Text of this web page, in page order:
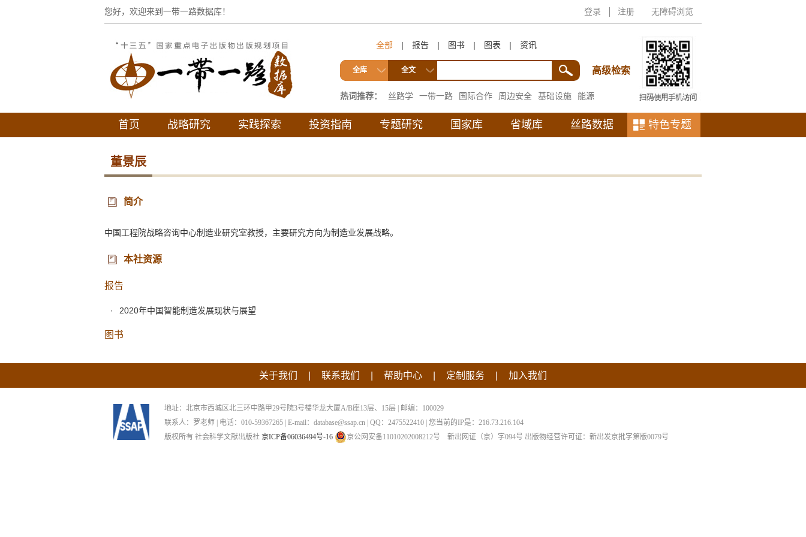
登录 注册 无障碍浏览
您好，欢迎来到一带一路数据库！
全部 | 报告 | 图书 | 图表 | 资讯
全库 全文 高级检索
热词推荐： 丝路学 一带一路 国际合作 周边安全 基础设施
能源
互联互通
首页 战略研究 实践探索 投资指南 专题研究 国家库 省域库 丝路数据 特色专题
董景辰
简介
中国工程院战略咨询中心制造业研究室教授，主要研究方向为制造业发展战略。
本社资源
报告
2020年中国智能制造发展现状与展望
图书
关于我们 联系我们 帮助中心 定制服务 加入我们
地址：北京市西城区北三环中路甲29号院3号楼华龙大厦A/B座13层、15层 | 邮编：100029
联系人：罗老师 | 电话：010-59367265 | E-mail：database@ssap.cn | QQ：2475522410 | 您当前的IP是： 216.73.216.104
版权所有 社会科学文献出版社 京ICP备06036494号-16 京公网安备11010202008212号 新出网证（京）字094号 出版物经营许可证：新出发京批字第版0079号